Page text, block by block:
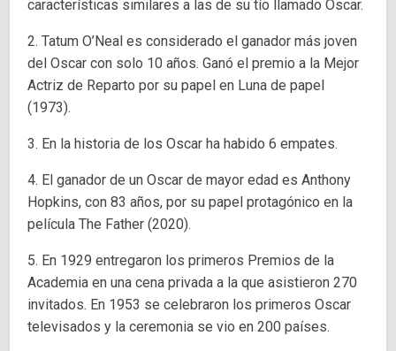
características similares a las de su tío llamado Oscar.
2. Tatum O’Neal es considerado el ganador más joven
del Oscar con solo 10 años. Ganó el premio a la Mejor
Actriz de Reparto por su papel en Luna de papel
(1973).
3. En la historia de los Oscar ha habido 6 empates.
4. El ganador de un Oscar de mayor edad es Anthony
Hopkins, con 83 años, por su papel protagónico en la
película The Father (2020).
5. En 1929 entregaron los primeros Premios de la
Academia en una cena privada a la que asistieron 270
invitados. En 1953 se celebraron los primeros Oscar
televisados ​​y la ceremonia se vio en 200 países.